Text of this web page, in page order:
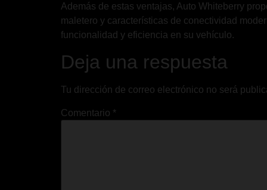
Además de estas ventajas, Auto Whiteberry
maletero y características de conectividad
funcionalidad y eficiencia en su vehículo.
Deja una respuesta
Tu dirección de correo electrónico no será
Comentario *